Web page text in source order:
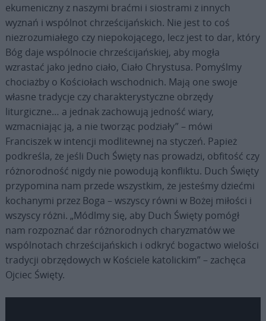
ekumeniczny z naszymi braćmi i siostrami z innych
wyznań i wspólnot chrześcijańskich. Nie jest to coś
niezrozumiałego czy niepokojącego, lecz jest to dar, który
Bóg daje wspólnocie chrześcijańskiej, aby mogła
wzrastać jako jedno ciało, Ciało Chrystusa. Pomyślmy
chociażby o Kościołach wschodnich. Mają one swoje
własne tradycje czy charakterystyczne obrzędy
liturgiczne… a jednak zachowują jedność wiary,
wzmacniając ją, a nie tworząc podziały” – mówi
Franciszek w intencji modlitewnej na styczeń. Papież
podkreśla, że jeśli Duch Święty nas prowadzi, obfitość czy
różnorodność nigdy nie powodują konfliktu. Duch Święty
przypomina nam przede wszystkim, że jesteśmy dziećmi
kochanymi przez Boga – wszyscy równi w Bożej miłości i
wszyscy różni. „Módlmy się, aby Duch Święty pomógł
nam rozpoznać dar różnorodnych charyzmatów we
wspólnotach chrześcijańskich i odkryć bogactwo wielości
tradycji obrzędowych w Kościele katolickim” – zachęca
Ojciec Święty.